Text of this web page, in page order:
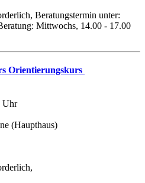
Beratungstermin unter:
Mittwochs, 14.00 - 17.00
Orientierungskurs
Uhr
(Haupthaus)